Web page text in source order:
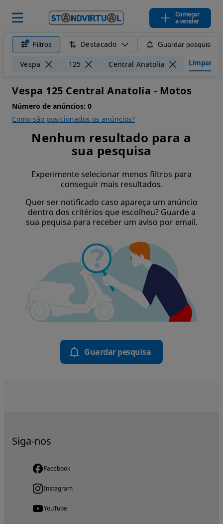
Começar
a vender
Filtros Destacado Guardar pesquisa
Vespa 125 Central Anatolia Limpar
Vespa 125 Central Anatolia - Motos
Número de anúncios: 0
Como são posicionados os anúncios?
Nenhum resultado para a
sua pesquisa
Experimente selecionar menos filtros para
conseguir mais resultados.
Quer ser notificado caso apareça um anúncio
dentro dos critérios que escolheu? Guarde a
sua pequisa para receber um aviso por email.
Guardar pesquisa
Siga-nos
Facebook
Instagram
YouTube